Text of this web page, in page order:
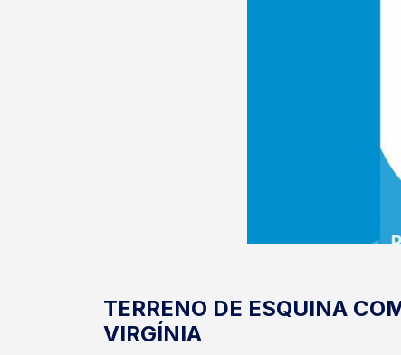
TERRENO DE ESQUINA
VIRGÍNIA